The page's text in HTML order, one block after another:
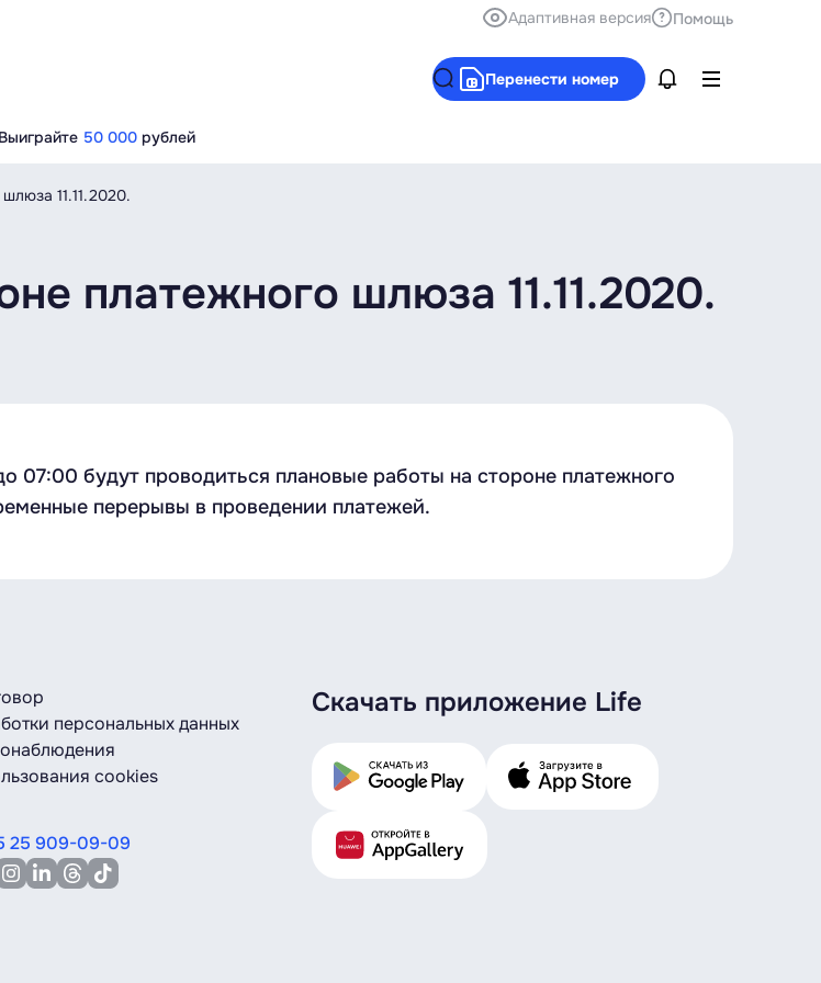
Адаптивная версия Помощь
Перенести номер
Выиграйте 50 000 рублей
11.11.2020.
платежного шлюза 11.11.2020.
07:00 будут проводиться плановые работы на стороне платежного
перерывы в проведении платежей.
персональных данных
cookies
25 909-09-09
Скачать приложение Life